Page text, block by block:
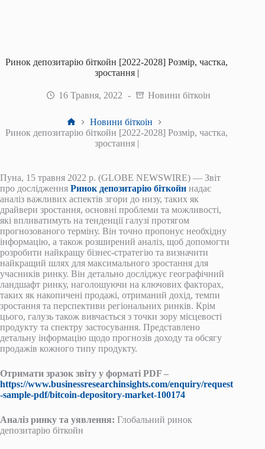
Ринок депозитарію біткойн [2022-2028] Розмір, частка,
зростання |
16 Травня, 2022 Новини біткоін
Головна
Новини біткоін
Ринок депозитарію біткойн [2022-2028] Розмір, частка,
зростання |
Пуна, 15 травня 2022 р. (GLOBE NEWSWIRE) — Звіт
про дослідження Ринок депозитарію біткойн надає
аналіз важливих аспектів згори до низу, таких як
драйвери зростання, основні проблеми та можливості,
які впливатимуть на тенденції галузі протягом
прогнозованого терміну. Він точно пропонує необхідну
інформацію, а також розширений аналіз, щоб допомогти
розробити найкращу бізнес-стратегію та визначити
найкращий шлях для максимального зростання для
учасників ринку. Він детально досліджує географічний
ландшафт ринку, наголошуючи на ключових факторах,
таких як накопичені продажі, отриманий дохід, темпи
зростання та перспективи регіональних ринків. Крім
цього, галузь також вивчається з точки зору місцевості
продукту та спектру застосування. Представлено
детальну інформацію щодо прогнозів доходу та обсягу
продажів кожного типу продукту.
Отримати зразок звіту у форматі PDF –
https://www.businessresearchinsights.com/enquiry/request
-sample-pdf/bitcoin-depository-market-100174
Аналіз ринку та уявлення: Глобальний ринок
депозитарію біткойн